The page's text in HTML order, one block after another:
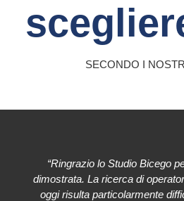
SECONDO I
“Ringrazio lo Studio Bicego
dimostrata. La ricerca di
oggi risulta particolarmente